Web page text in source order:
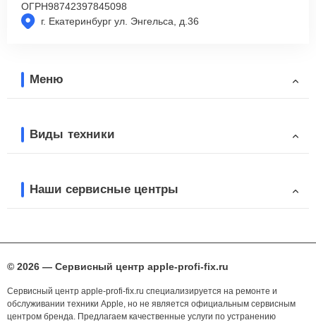
г. Екатеринбург ул. Энгельса, д.36
ОГРН98742397845098
Меню
Виды техники
Наши сервисные центры
© 2026 — Сервисный центр apple-profi-fix.ru
Сервисный центр apple-profi-fix.ru специализируется на ремонте и
обслуживании техники Apple, но не является официальным сервисным
центром бренда. Предлагаем качественные услуги по устранению